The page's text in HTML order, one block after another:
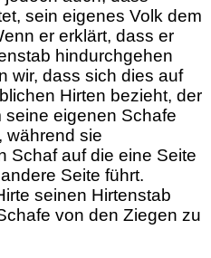
sein eigenes Volk dem
er erklärt, dass er
hindurchgehen
wir, dass sich dies auf
Hirten bezieht, der
eigenen Schafe
während sie
Schaf auf die eine Seite
Seite führt.
seinen Hirtenstab
von den Ziegen zu